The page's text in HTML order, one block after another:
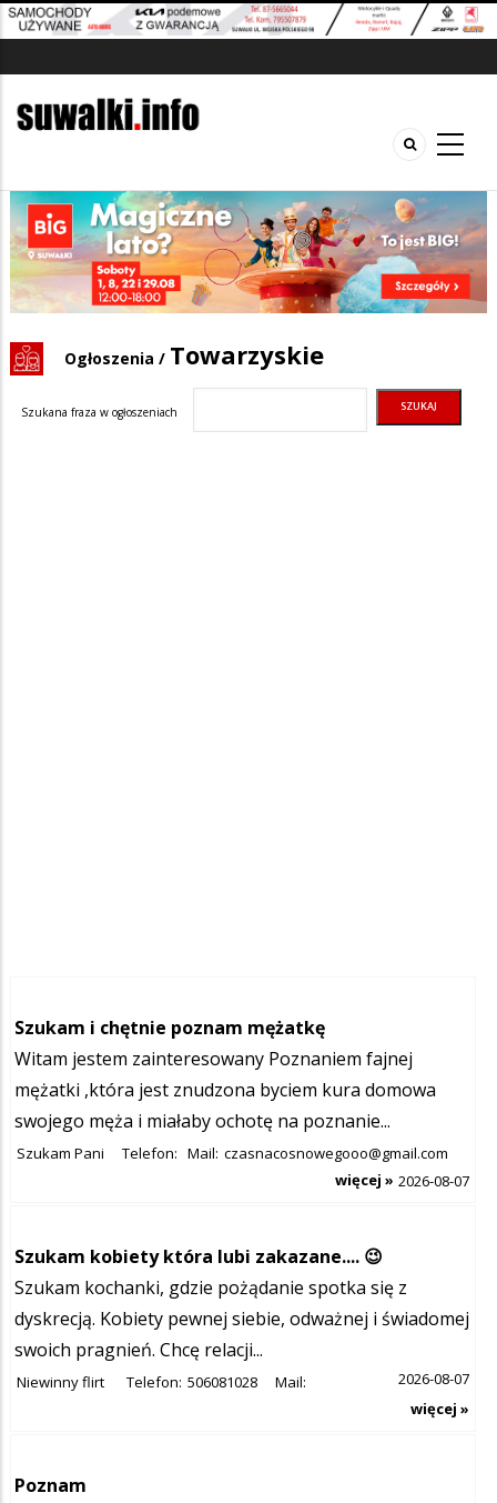
Ogłoszenia / Towarzyskie
Szukana fraza w ogłoszeniach
Szukam i chętnie poznam mężatkę
Witam jestem zainteresowany Poznaniem fajnej
mężatki ,która jest znudzona byciem kura domowa
swojego męża i miałaby ochotę na poznanie...
Szukam Pani Telefon: Mail: czasnacosnowegooo@gmail.com
2026-08-07
więcej »
Szukam kobiety która lubi zakazane.... 😉
Szukam kochanki, gdzie pożądanie spotka się z
dyskrecją. Kobiety pewnej siebie, odważnej i świadomej
swoich pragnień. Chcę relacji...
Niewinny flirt Telefon: 506081028 Mail:
2026-08-07
więcej »
Poznam